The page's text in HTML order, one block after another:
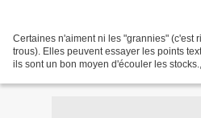
Certaines n'aiment ni les "grannies" (c'est
trous). Elles peuvent essayer les points
ils sont un bon moyen d'écouler les